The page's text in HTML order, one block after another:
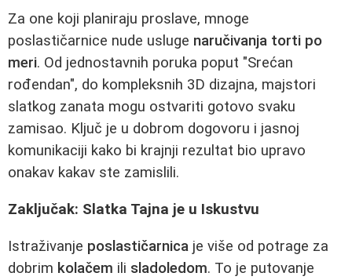
Za one koji planiraju proslave, mnoge
poslastičarnice nude usluge naručivanja torti po
meri. Od jednostavnih poruka poput "Srećan
rođendan", do kompleksnih 3D dizajna, majstori
slatkog zanata mogu ostvariti gotovo svaku
zamisao. Ključ je u dobrom dogovoru i jasnoj
komunikaciji kako bi krajnji rezultat bio upravo
onakav kakav ste zamislili.
Zaključak: Slatka Tajna je u Iskustvu
Istraživanje poslastičarnica je više od potrage za
dobrim kolačem ili sladoledom. To je putovanje